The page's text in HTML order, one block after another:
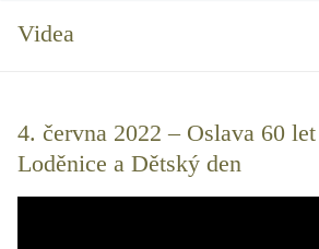
Videa
4. června 2022 – Oslava 60
Loděnice a Dětský den